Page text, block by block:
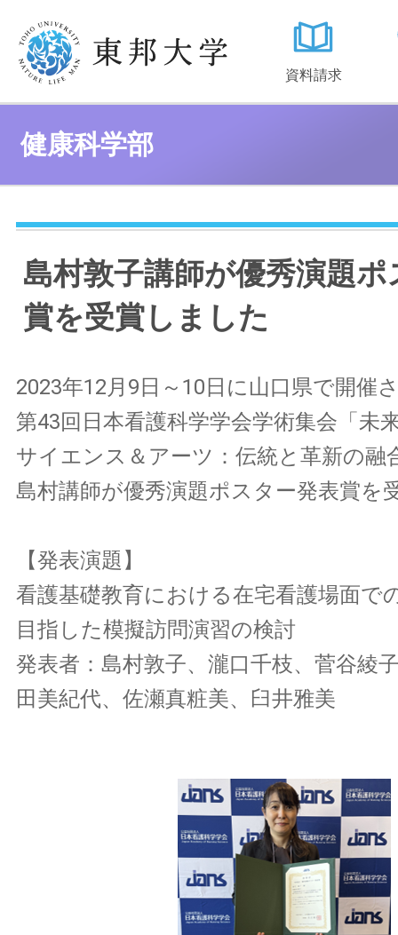
資料請求
健康科学部
島村敦子講師が優秀演題ポ
賞を受賞しました
2023年12月9日～10日に山口県で開催
第43回日本看護科学学会学術集会「未
サイエンス＆アーツ：伝統と革新の融
島村講師が優秀演題ポスター発表賞を
【発表演題】
看護基礎教育における在宅看護場面で
目指した模擬訪問演習の検討
発表者：島村敦子、瀧口千枝、菅谷綾
田美紀代、佐瀬真粧美、臼井雅美